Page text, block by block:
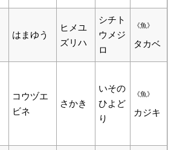
はまゆう
ヒメユ
ズリハ
シチト
ウメジ
ロ
《魚》
タカベ
コウヅエ
ビネ
さかき
いその
ひよど
り
《魚》
カジキ